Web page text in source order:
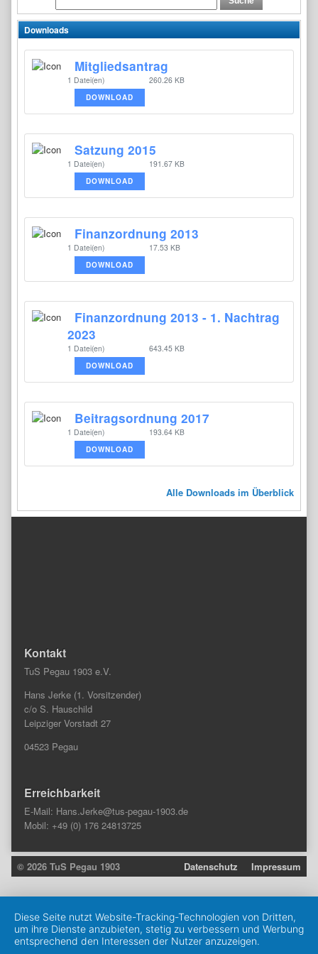
Downloads
Mitgliedsantrag
1 Datei(en) 260.26 KB
DOWNLOAD
Satzung 2015
1 Datei(en) 191.67 KB
DOWNLOAD
Finanzordnung 2013
1 Datei(en) 17.53 KB
DOWNLOAD
Finanzordnung 2013 - 1. Nachtrag
2023
1 Datei(en) 643.45 KB
DOWNLOAD
Beitragsordnung 2017
1 Datei(en) 193.64 KB
DOWNLOAD
Alle Downloads im Überblick
Kontakt
TuS Pegau 1903 e.V.
Hans Jerke (1. Vorsitzender)
c/o S. Hauschild
Leipziger Vorstadt 27
04523 Pegau
Erreichbarkeit
E-Mail: Hans.Jerke@tus-pegau-1903.de
Mobil: +49 (0) 176 24813725
© 2026 TuS Pegau 1903 Datenschutz Impressum
Diese Seite nutzt Website-Tracking-Technologien von Dritten,
um ihre Dienste anzubieten, stetig zu verbessern und Werbung
entsprechend den Interessen der Nutzer anzuzeigen.